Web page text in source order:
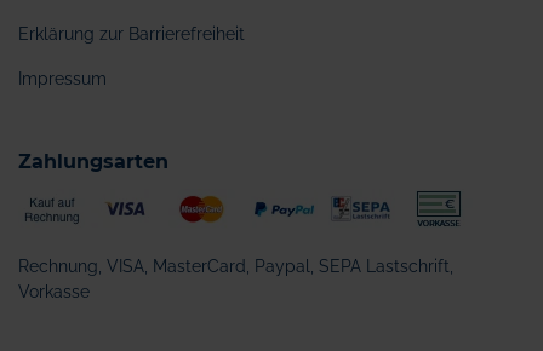
Erklärung zur Barrierefreiheit
Impressum
Zahlungsarten
Rechnung, VISA, MasterCard, Paypal, SEPA Lastschrift,
Vorkasse